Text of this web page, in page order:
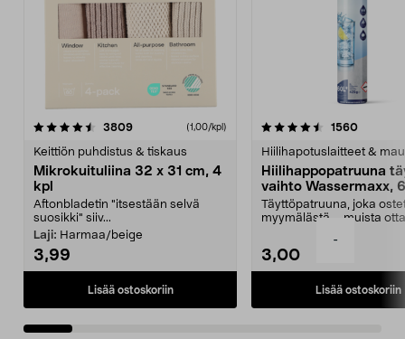
-
3809arvostelut (1,00/kpl)
Keittiön puhdistus & tiskaus
Mikrokuituliina 32 x 31 cm, 4
kpl
Aftonbladetin "itsestään selvä
suosikki" siiv...
Laji: Harmaa/beige
3,99
Lisää ostoskoriin
4.5viidestä
1560
Hiilihapotuslaitteet &
Hiilihappopatruuna
vaihto Wassermaxx,
Täyttöpatruuna, joka
myymälästä – muista
3,00
Lisää ostoskoriin
4.5viidestä